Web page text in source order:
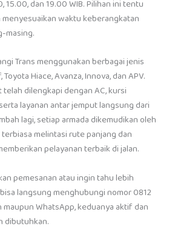
15.00, dan 19.00 WIB. Pilihan ini tentu
waktu keberangkatan
masing.
Trans menggunakan berbagai jenis
Hiace, Avanza, Innova, dan APV.
dilengkapi dengan AC, kursi
layanan antar jemput langsung dari
lagi, setiap armada dikemudikan oleh
melintasi rute panjang dan
pelayanan terbaik di jalan.
pemesanan atau ingin tahu lebih
langsung menghubungi nomor 0812
WhatsApp, keduanya aktif dan
dibutuhkan.